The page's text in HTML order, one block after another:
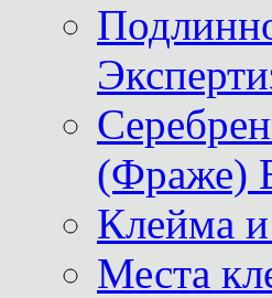
(Фраже)
Клейма
Места